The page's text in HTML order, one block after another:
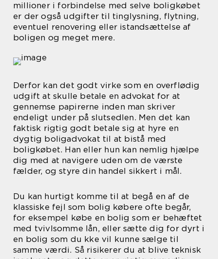
millioner i forbindelse med selve boligkøbet
er der også udgifter til tinglysning, flytning,
eventuel renovering eller istandsættelse af
boligen og meget mere.
Derfor kan det godt virke som en overflødig
udgift at skulle betale en advokat for at
gennemse papirerne inden man skriver
endeligt under på slutsedlen. Men det kan
faktisk rigtig godt betale sig at hyre en
dygtig boligadvokat til at bistå med
boligkøbet. Han eller hun kan nemlig hjælpe
dig med at navigere uden om de værste
fælder, og styre din handel sikkert i mål.
Du kan hurtigt komme til at begå en af de
klassiske fejl som bolig købere ofte begår,
for eksempel købe en bolig som er behæftet
med tvivlsomme lån, eller sætte dig for dyrt i
en bolig som du kke vil kunne sælge til
samme værdi. Så risikerer du at blive teknisk